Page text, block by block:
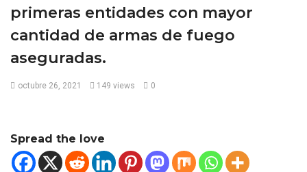
primeras entidades con mayor
cantidad de armas de fuego
aseguradas.
octubre 26, 2021 149 views 0
Spread the love